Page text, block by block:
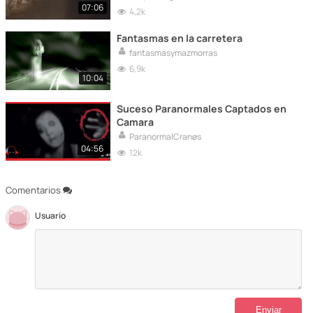
Comentarios
Usuario
07:06
4,2k
10:04
Fantasmas en la carretera
fantasmasymazmorras
6,9k
04:56
Suceso Paranormales Captados en
Camara
ParanormalCranøs
12k